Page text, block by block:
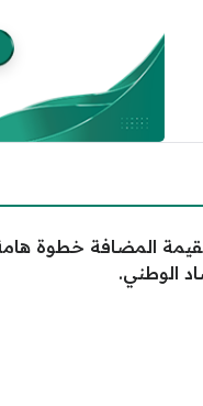
المضافة خطوة
الوطني.